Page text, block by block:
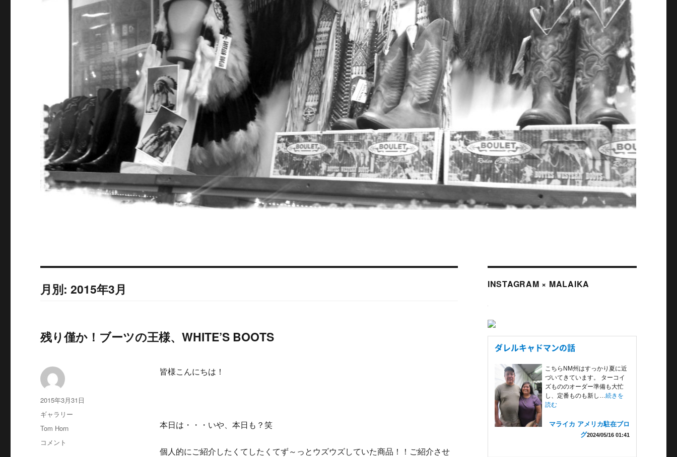
月別: 2015年3月
残り僅か！ブーツの王様、WHITE’S BOOTS
皆様こんにちは！
本日は・・・いや、本日も？笑
個人的にご紹介したくてしたくてず～っとウズウズしていた商品！！ご紹介させ
投
稿
投
稿
2015年3月31日
フ
ォ
マ
ギャラリー
カ
テ
Tom Horn
残
コメント
INSTAGRAM × MALAIKA
ダレルキャドマンの話
こちらNM州はすっかり夏に近
づいてきています。 ターコイ
ズもののオーダー準備も大忙
し、定番ものも新し…続きを
読む
マライカ アメリカ駐在ブロ
グ2024/05/16 01:41